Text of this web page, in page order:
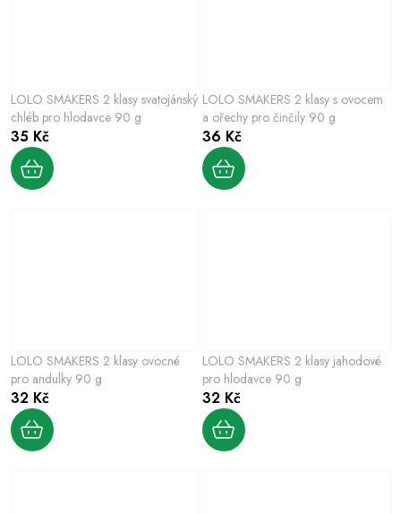
LOLO SMAKERS 2 klasy svatojánský
chléb pro hlodavce 90 g
35 Kč
LOLO SMAKERS 2 klasy s ovocem
a ořechy pro činčily 90 g
36 Kč
LOLO SMAKERS 2 klasy ovocné
pro andulky 90 g
32 Kč
LOLO SMAKERS 2 klasy jahodové
pro hlodavce 90 g
32 Kč